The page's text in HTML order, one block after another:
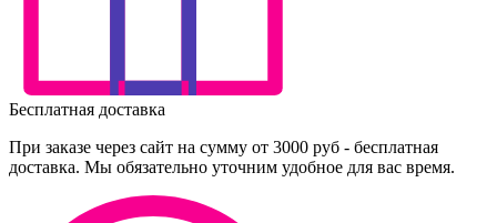
Бесплатная доставка
При заказе через сайт на сумму от 3000 руб - бесплатная
доставка. Мы обязательно уточним удобное для вас время.